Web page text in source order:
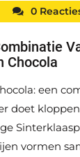
0
Chocola
een
doet
vormen